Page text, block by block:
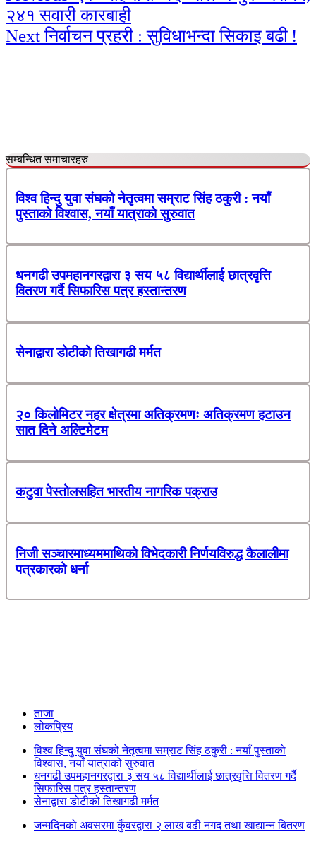
Reading
२४१ सवारी कारबाही
Nextनिर्वाचन प्रहरी : सुविधाभन्दा सिकाइ बढी !
सम्बन्धित समाचारहरु
विश्व हिन्दु युवा संघको नेतृत्वमा सम्राट सिंह ठकुरी : नयाँ
पुस्ताको विश्वास, नयाँ यात्राको सुरुवात
धनगढी उपमहानगरद्वारा ३ सय ५८ विद्यार्थीलाई छात्रवृत्ति
वितरण गर्दै सिफारिस पत्र हस्तान्तरण
सेनाद्वारा डोटीको तिखागढी मर्मत
२० किलोमिटर नहर क्षेत्रमा अतिक्रमणः अतिक्रमण हटाउन
सात दिने अल्टिमेटम
कटुवा पेस्तोलसहित भारतीय नागरिक पक्राउ
निजी सञ्चारमाध्यममाथिको विभेदकारी निर्णयविरुद्ध कैलालीमा
पत्रकारको धर्ना
ताजा
लोकप्रिय
विश्व हिन्दु युवा संघको नेतृत्वमा सम्राट सिंह ठकुरी : नयाँ पुस्ताको
विश्वास, नयाँ यात्राको सुरुवात
धनगढी उपमहानगरद्वारा ३ सय ५८ विद्यार्थीलाई छात्रवृत्ति वितरण गर्दै
सिफारिस पत्र हस्तान्तरण
सेनाद्वारा डोटीको तिखागढी मर्मत
जन्मदिनको अवसरमा कुँवरद्वारा २ लाख बढी नगद तथा खाद्यान्न बितरण